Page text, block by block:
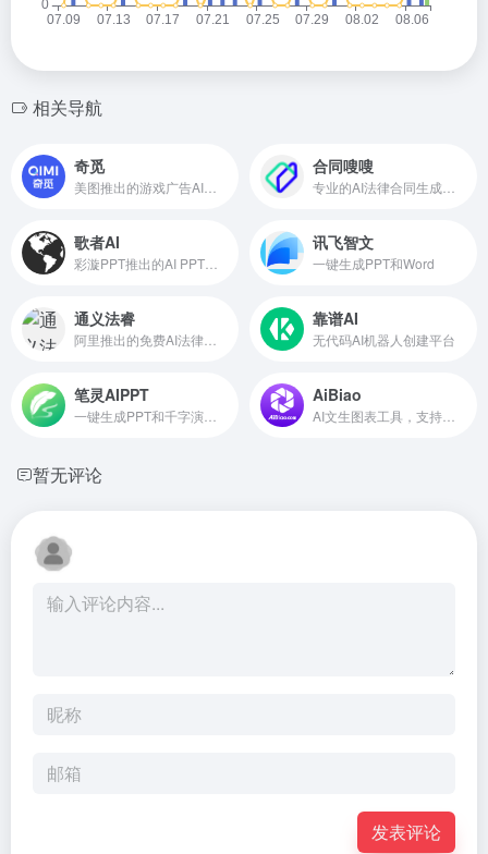
相关导航
奇觅 合同嗖嗖
歌者AI 讯飞智文
一键生成PPT和Word
通义法睿 靠谱AI
无代码AI机器人创建平台
笔灵AIPPT AiBiao
暂无评论
发表评论